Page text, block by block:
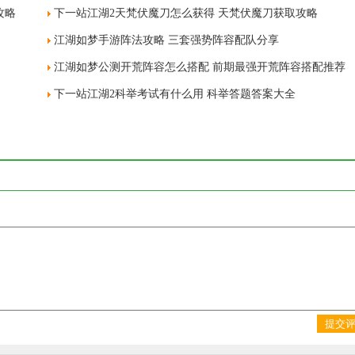
略 下一站江湖2天梵伏魔刀怎么获得 天梵伏魔刀获取攻略
江湖如梦手游阵法攻略 三套强势阵容配队分享
江湖如梦公测开荒阵容怎么搭配 前期最强开荒阵容搭配推荐
下一站江湖2科举考试有什么用 科举答题答案大全
提交